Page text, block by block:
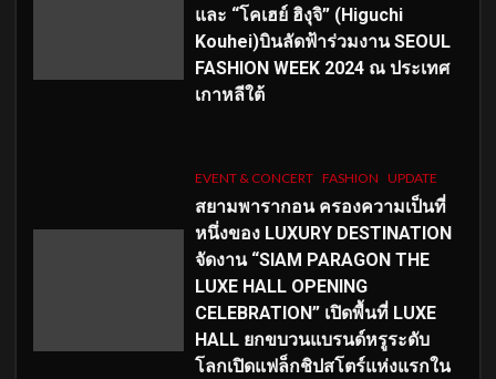
และ “โคเฮย์ ฮิงุจิ” (Higuchi
Kouhei)บินลัดฟ้าร่วมงาน SEOUL
FASHION WEEK 2024 ณ ประเทศ
เกาหลีใต้
EVENT & CONCERT FASHION UPDATE
สยามพารากอน ครองความเป็นที่
หนึ่งของ LUXURY DESTINATION
จัดงาน “SIAM PARAGON THE
LUXE HALL OPENING
CELEBRATION” เปิดพื้นที่ LUXE
HALL ยกขบวนแบรนด์หรูระดับ
โลกเปิดแฟล็กชิปสโตร์แห่งแรกใน